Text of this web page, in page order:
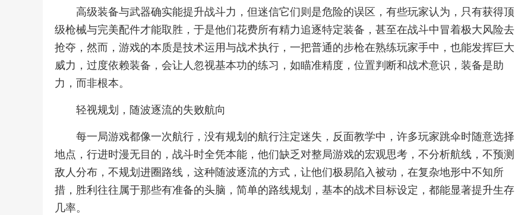
高级装备与武器确实能提升战斗力，但迷信它们则是危险的误区，有些玩家认为，只有获得顶
级枪械与完美配件才能取胜，于是他们花费所有精力追逐特定装备，甚至在战斗中冒着极大风险去
抢夺，然而，游戏的本质是技术运用与战术执行，一把普通的步枪在熟练玩家手中，也能发挥巨大
威力，过度依赖装备，会让人忽视基本功的练习，如瞄准精度，位置判断和战术意识，装备是助
力，而非根本。
轻视规划，随波逐流的失败航向
每一局游戏都像一次航行，没有规划的航行注定迷失，反面教学中，许多玩家跳伞时随意选择
地点，行进时漫无目的，战斗时全凭本能，他们缺乏对整局游戏的宏观思考，不分析航线，不预测
敌人分布，不规划进圈路线，这种随波逐流的方式，让他们极易陷入被动，在复杂地形中不知所
措，胜利往往属于那些有准备的头脑，简单的路线规划，基本的战术目标设定，都能显著提升生存
几率。